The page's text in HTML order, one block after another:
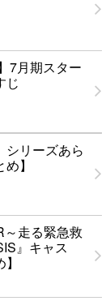
7月期スター
じ
シリーズあら
】
～走る緊急救
』キャス